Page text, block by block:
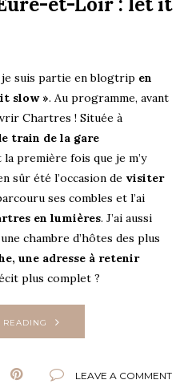
suis partie en blogtrip en
slow ». Au programme, avant
Chartres ! Située à
train de la gare
la première fois que je m’y
sûr été l’occasion de visiter
ses combles et l’ai
en lumières. J’ai aussi
chambre d’hôtes des plus
une adresse à retenir
plus complet ?
READING
LEAVE A COMMENT